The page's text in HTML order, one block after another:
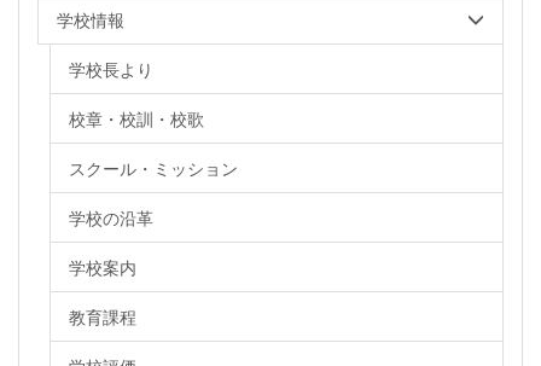
学校情報
学校長より
校章・校訓・校歌
スクール・ミッション
学校の沿革
学校案内
教育課程